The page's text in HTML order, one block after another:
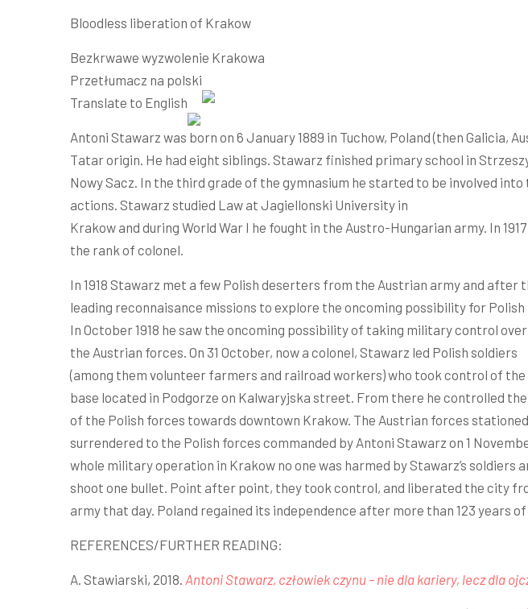
Bloodless liberation of Krakow
Bezkrwawe wyzwolenie Krakowa
Przetłumacz na polski
Translate to English
Antoni Stawarz was born on 6 January 1889 in Tuchow, Poland (then Galicia,
Tatar origin. He had eight siblings. Stawarz finished primary school in
Nowy Sacz. In the third grade of the gymnasium he started to be involved
actions. Stawarz studied Law at Jagiellonski University in
Krakow and during World War I he fought in the Austro-Hungarian army. In
the rank of colonel.
In 1918 Stawarz met a few Polish deserters from the Austrian army and after
leading reconnaisance missions to explore the oncoming possibility for Polish
In October 1918 he saw the oncoming possibility of taking military control
the Austrian forces. On 31 October, now a colonel, Stawarz led Polish soldiers
(among them volunteer farmers and railroad workers) who took control of
base located in Podgorze on Kalwaryjska street. From there he controlled
of the Polish forces towards downtown Krakow. The Austrian forces
surrendered to the Polish forces commanded by Antoni Stawarz on 1
whole military operation in Krakow no one was harmed by Stawarz’s soldiers
shoot one bullet. Point after point, they took control, and liberated the city
army that day. Poland regained its independence after more than 123 years
REFERENCES/FURTHER READING:
A. Stawiarski, 2018. Antoni Stawarz, człowiek czynu – nie dla kariery, lecz dla